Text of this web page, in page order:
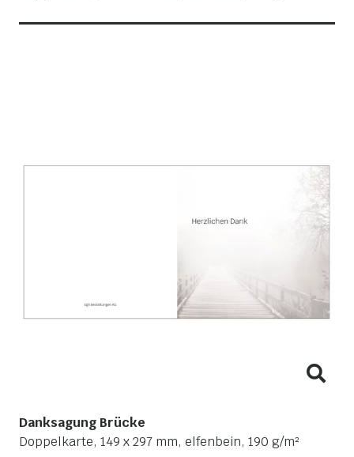
Danksagung Brücke
Doppelkarte, 149 x 297 mm, elfenbein, 190 g/m²